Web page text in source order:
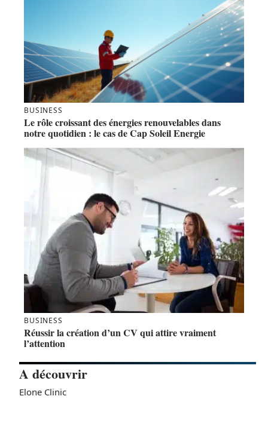
BUSINESS
Le rôle croissant des énergies renouvelables dans
notre quotidien : le cas de Cap Soleil Energie
BUSINESS
Réussir la création d’un CV qui attire vraiment
l’attention
A découvrir
Elone Clinic